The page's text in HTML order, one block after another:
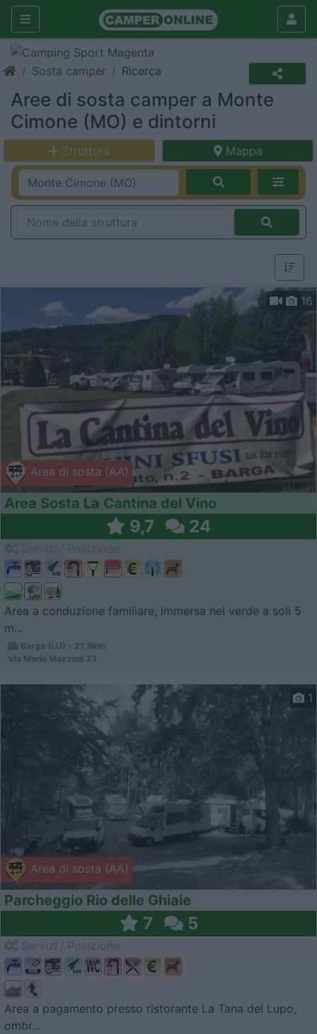
Sosta camper Ricerca
Aree di sosta camper a Monte
Cimone (MO) e dintorni
Struttura Mappa
Area di sosta (AA)
16
Area Sosta La Cantina del Vino
9,7 24
Area a conduzione familiare, immersa nel verde a soli 5
m...
Barga (LU) - 21.8km
Via Mario Mazzoni 33
Area di sosta (AA)
1
Parcheggio Rio delle Ghiaie
7 5
Area a pagamento presso ristorante La Tana del Lupo,
ombr...